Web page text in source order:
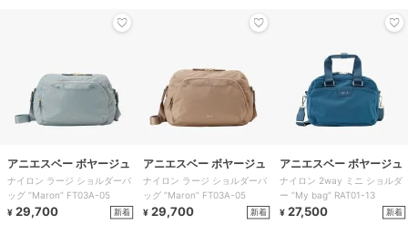
アニエスベー ボヤージュ
ナイロン ラージ ショルダーバ
ッグ ”Maron” FT03A-05
¥ 29,700 新着
アニエスベー ボヤージュ
ナイロン ラージ ショルダーバ
ッグ ”Maron” FT03A-05
¥ 29,700 新着
アニエスベー ボヤージュ
ナイロン 2way ミニ ショルダ
ー ”My bag” RAT01-13
¥ 27,500 新着